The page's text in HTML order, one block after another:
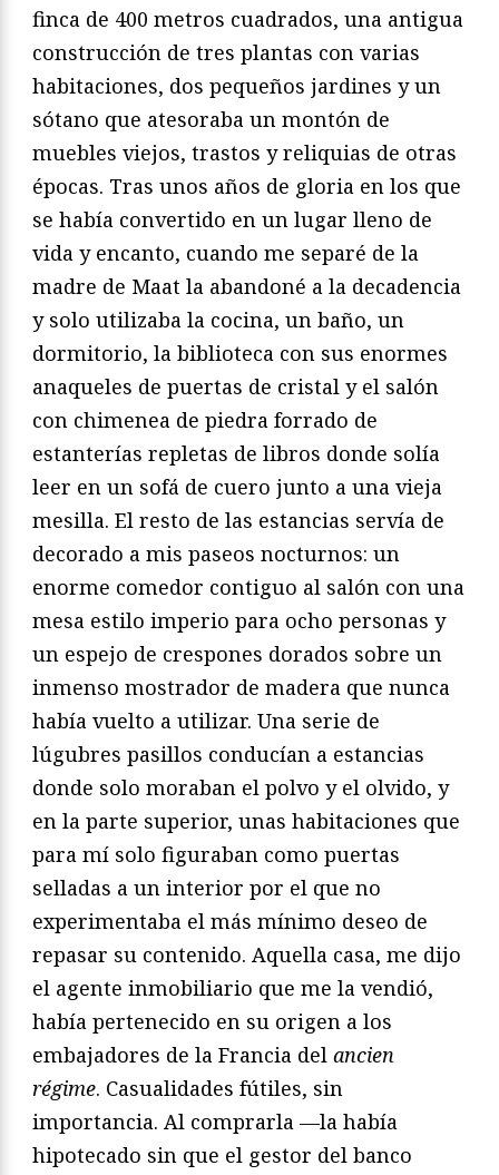
finca de 400 metros cuadrados, una antigua
construcción de tres plantas con varias
habitaciones, dos pequeños jardines y un
sótano que atesoraba un montón de
muebles viejos, trastos y reliquias de otras
épocas. Tras unos años de gloria en los que
se había convertido en un lugar lleno de
vida y encanto, cuando me separé de la
madre de Maat la abandoné a la decadencia
y solo utilizaba la cocina, un baño, un
dormitorio, la biblioteca con sus enormes
anaqueles de puertas de cristal y el salón
con chimenea de piedra forrado de
estanterías repletas de libros donde solía
leer en un sofá de cuero junto a una vieja
mesilla. El resto de las estancias servía de
decorado a mis paseos nocturnos: un
enorme comedor contiguo al salón con una
mesa estilo imperio para ocho personas y
un espejo de crespones dorados sobre un
inmenso mostrador de madera que nunca
había vuelto a utilizar. Una serie de
lúgubres pasillos conducían a estancias
donde solo moraban el polvo y el olvido, y
en la parte superior, unas habitaciones que
para mí solo figuraban como puertas
selladas a un interior por el que no
experimentaba el más mínimo deseo de
repasar su contenido. Aquella casa, me dijo
el agente inmobiliario que me la vendió,
había pertenecido en su origen a los
embajadores de la Francia del ancien
régime. Casualidades fútiles, sin
importancia. Al comprarla —la había
hipotecado sin que el gestor del banco